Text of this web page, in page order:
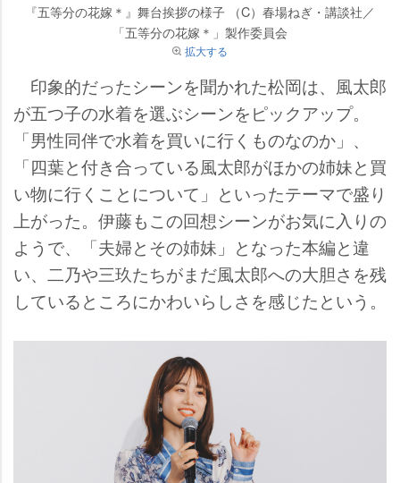
『五等分の花嫁＊』舞台挨拶の様子 （C）春場ねぎ・講談社／
「五等分の花嫁＊」製作委員会
拡大する
印象的だったシーンを聞かれた松岡は、風太郎
が五つ子の水着を選ぶシーンをピックアップ。
「男性同伴で水着を買いに行くものなのか」、
「四葉と付き合っている風太郎がほかの姉妹と買
い物に行くことについて」といったテーマで盛り
上がった。伊藤もこの回想シーンがお気に入りの
ようで、「夫婦とその姉妹」となった本編と違
い、二乃や三玖たちがまだ風太郎への大胆さを残
しているところにかわいらしさを感じたという。